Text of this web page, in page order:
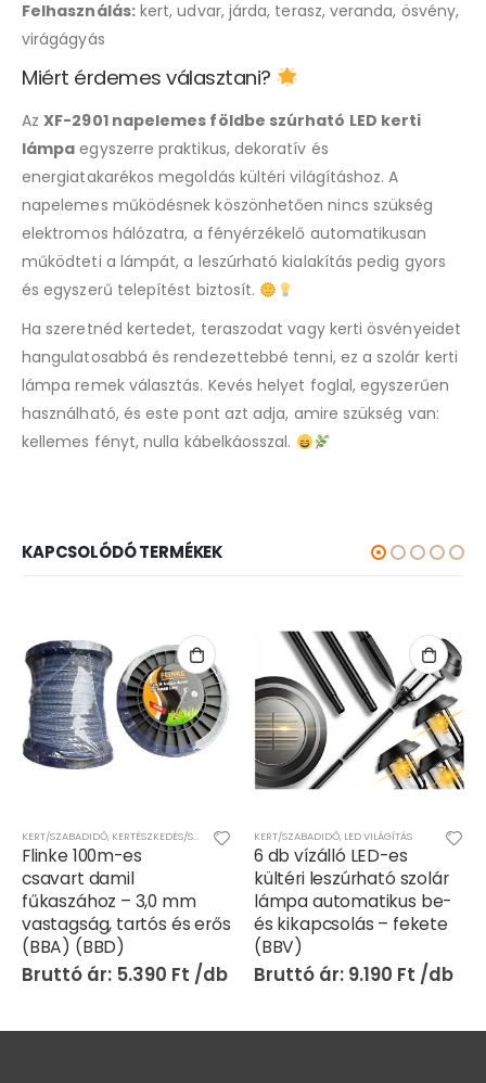
Felhasználás:kert, udvar, járda, terasz, veranda, ösvény,
virágágyás
Miért érdemes választani?
AzXF-2901 napelemes földbe szúrható LED kerti
lámpa egyszerre praktikus, dekoratív és
energiatakarékos megoldás kültéri világításhoz. A
napelemes működésnek köszönhetően nincs szükség
elektromos hálózatra, a fényérzékelő automatikusan
működteti a lámpát, a leszúrható kialakítás pedig gyors
és egyszerű telepítést biztosít.
Ha szeretnéd kertedet, teraszodat vagy kerti ösvényeidet
hangulatosabbá és rendezettebbé tenni, ez a szolár kerti
lámpa remek választás. Kevés helyet foglal, egyszerűen
használható, és este pont azt adja, amire szükség van:
kellemes fényt, nulla kábelkáosszal.
KAPCSOLÓDÓ TERMÉKEK
OTTHON,ROVAR - RÁGCSÁLÓ RIASZTÓ
KERT/SZABADIDŐ, KERTÉSZKEDÉS/SZERSZÁMOK
Flinke 100m-es
csavart damil
fűkaszához – 3,0 mm
vastagság, tartós és erős
(BBA) (BBD)
5.390 Ft
KERT/SZABADIDŐ, LED VILÁGÍTÁS
6 db vízálló LED-es
kültéri leszúrható szolár
lámpa automatikus be-
és kikapcsolás – fekete
(BBV)
9.190 Ft